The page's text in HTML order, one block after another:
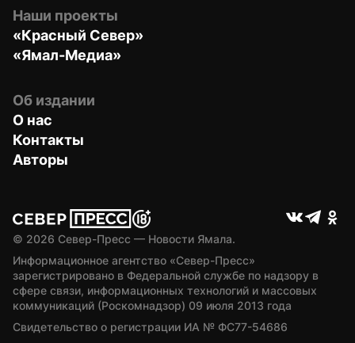
Наши проекты
«Красный Север»
«Ямал-Медиа»
Об издании
О нас
Контакты
Авторы
© 2026 Север-Пресс — Новости Ямала.
Информационное агентство «Север-Пресс»
зарегистрировано в Федеральной службе по надзору в
сфере связи, информационных технологий и массовых
коммуникаций (Роскомнадзор) 09 июля 2013 года
Свидетельство о регистрации ИА № ФС77-54686